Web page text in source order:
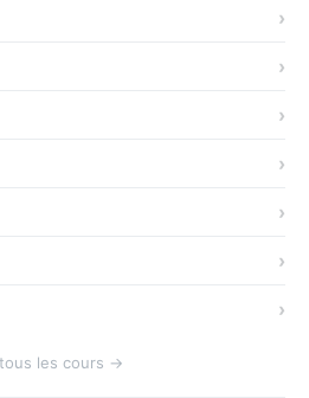
les cours →